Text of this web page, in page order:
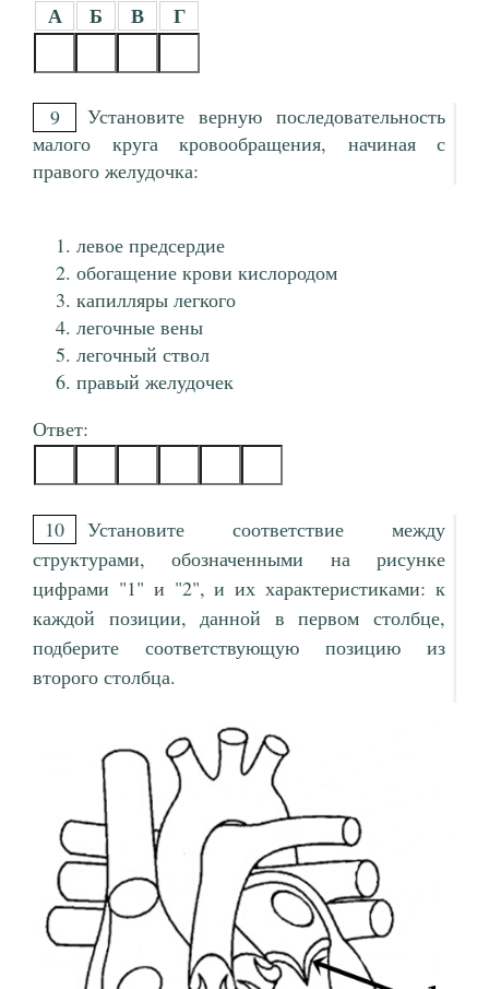
А Б В Г
9
Установите верную последовательность
малого круга кровообращения, начиная с
правого желудочка:
левое предсердие
обогащение крови кислородом
капилляры легкого
легочные вены
легочный ствол
правый желудочек
Ответ:
10
Установите соответствие между
структурами, обозначенными на рисунке
цифрами "1" и "2", и их характеристиками: к
каждой позиции, данной в первом столбце,
подберите соответствующую позицию из
второго столбца.